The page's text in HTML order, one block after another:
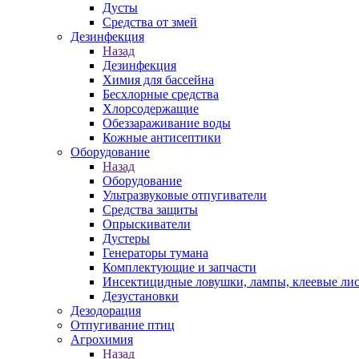
Дусты
Средства от змей
Дезинфекция
Назад
Дезинфекция
Химия для бассейна
Бесхлорные средства
Хлорсодержащие
Обеззараживание воды
Кожные антисептики
Оборудование
Назад
Оборудование
Ультразвуковые отпугиватели
Средства защиты
Опрыскиватели
Дустеры
Генераторы тумана
Комплектующие и запчасти
Инсектицидные ловушки, лампы, клеевые
Дезустановки
Дезодорация
Отпугивание птиц
Агрохимия
Назад